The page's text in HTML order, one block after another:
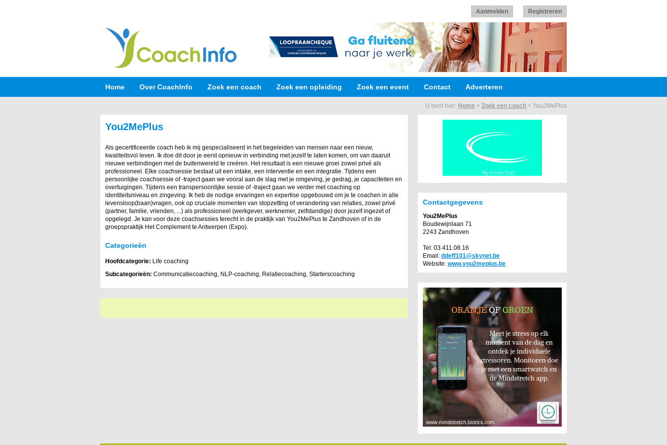
Aanmelden Registreren
Home Over CoachInfo Zoek een coach Zoek een opleiding Zoek een event Contact Adverteren
U bent hier: Home > Zoek een coach > You2MePlus
You2MePlus
Als gecertificeerde coach heb ik mij gespecialiseerd in het begeleiden van mensen naar een nieuw,
kwaliteitsvol leven. Ik doe dit door je eerst opnieuw in verbinding met jezelf te laten komen, om van daaruit
nieuwe verbindingen met de buitenwereld te creëren. Het resultaat is een nieuwe groei zowel privé als
professioneel. Elke coachsessie bestaat uit een intake, een interventie en een integratie. Tijdens een
persoonlijke coachsessie of -traject gaan we vooral aan de slag met je omgeving, je gedrag, je capaciteiten en
overtuigingen. Tijdens een transpersoonlijke sessie of -traject gaan we verder met coaching op
identiteitsniveau en zingeving. Ik heb de nodige ervaringen en expertise opgebouwd om je te coachen in alle
levensloop(baan)vragen, ook op cruciale momenten van stopzetting of verandering van relaties, zowel privé
(partner, familie, vrienden, ...) als professioneel (werkgever, werknemer, zelfstandige) door jezelf ingezet of
opgelegd. Je kan voor deze coachsessies terecht in de praktijk van You2MePlus te Zandhoven of in de
groepspraktijk Het Complement te Antwerpen (Expo).
Categorieën
Hoofdcategorie: Life coaching
Subcategorieën: Communicatiecoaching, NLP-coaching, Relatiecoaching, Starterscoaching
Contactgegevens
You2MePlus
Boudewijnlaan 71
2243 Zandhoven
Tel: 03.411.08.16
Email: ddeff101@skynet.be
Website: www.you2meplus.be